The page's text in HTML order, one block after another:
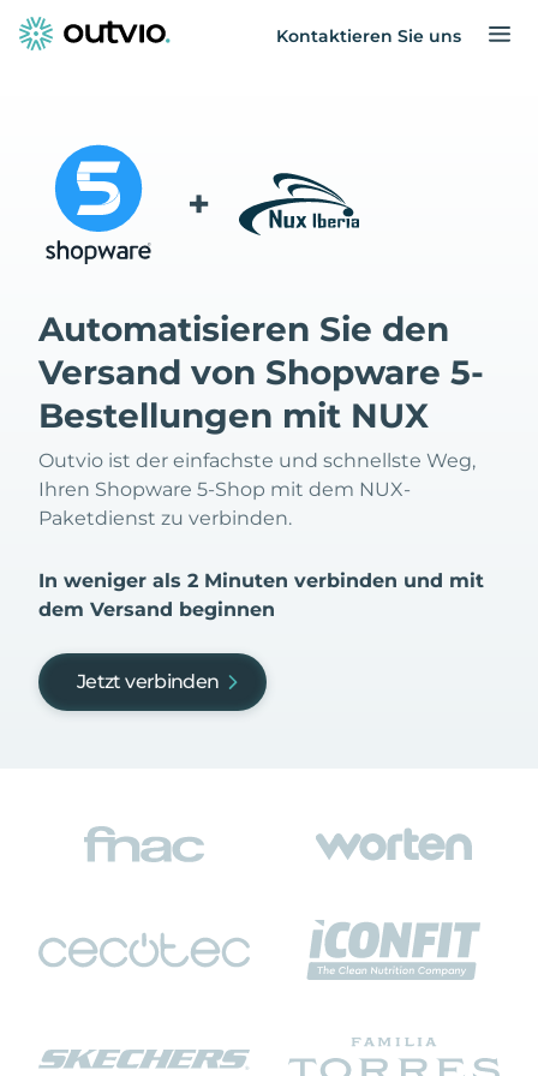
Kontaktieren Sie uns
+
Automatisieren Sie den
Versand von Shopware 5-
Bestellungen mit NUX
Outvio ist der einfachste und schnellste Weg,
Ihren Shopware 5-Shop mit dem NUX-
Paketdienst zu verbinden.
In weniger als 2 Minuten verbinden und mit
dem Versand beginnen
Jetzt verbinden